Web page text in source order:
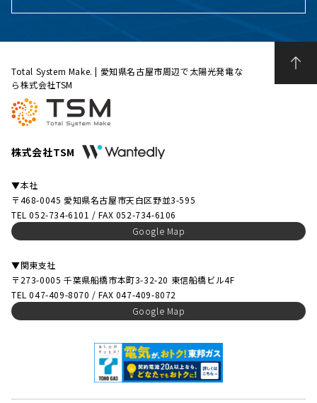
Total System Make. | 愛知県名古屋市周辺で太陽光発電な
ら株式会社TSM
株式会社TSM
▼本社
〒468-0045 愛知県名古屋市天白区野並3-595
TEL 052-734-6101 / FAX 052-734-6106
Google Map
▼関東支社
〒273-0005 千葉県船橋市本町3-32-20 東信船橋ビル4F
TEL 047-409-8070 / FAX 047-409-8072
Google Map